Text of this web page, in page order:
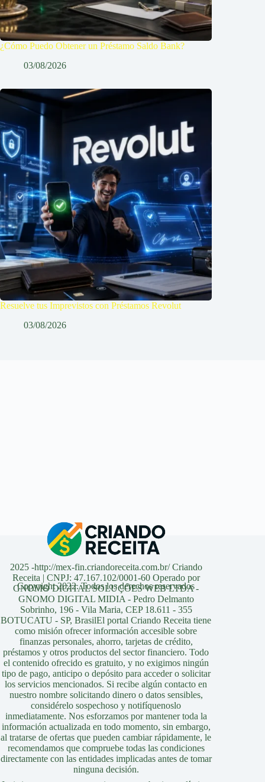
¿Cómo Puedo Obtener un Préstamo Saldo Bank?
03/08/2026
Resuelve tus Imprevistos con Préstamos Revolut
03/08/2026
Copyright 2022. Todos los derechos reservados
2025 -http://mex-fin.criandoreceita.com.br/ Criando
Receita | CNPJ: 47.167.102/0001-60 Operado por
GNOMO DIGITAL SOLUÇÕES WEB LTDA -
GNOMO DIGITAL MIDIA - Pedro Delmanto
Sobrinho, 196 - Vila Maria, CEP 18.611 - 355
BOTUCATU - SP, BrasilEl portal Criando Receita tiene
como misión ofrecer información accesible sobre
finanzas personales, ahorro, tarjetas de crédito,
préstamos y otros productos del sector financiero. Todo
el contenido ofrecido es gratuito, y no exigimos ningún
tipo de pago, anticipo o depósito para acceder o solicitar
los servicios mencionados. Si recibe algún contacto en
nuestro nombre solicitando dinero o datos sensibles,
considérelo sospechoso y notifíquenoslo
inmediatamente. Nos esforzamos por mantener toda la
información actualizada en todo momento, sin embargo,
al tratarse de ofertas que pueden cambiar rápidamente, le
recomendamos que compruebe todas las condiciones
directamente con las entidades implicadas antes de tomar
ninguna decisión.